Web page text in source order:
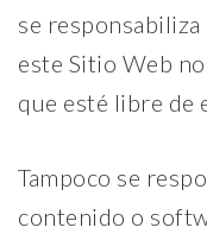
se responsabiliza
este Sitio Web
que esté libre de
Tampoco se
contenido o